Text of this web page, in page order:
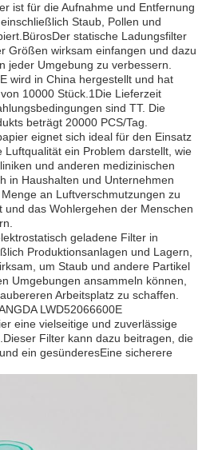
ist für die Aufnahme und Entfernung
Staub, Pollen und
statische Ladungsfilter
Größen wirksam einfangen und dazu
jeder Umgebung zu verbessern.
wird in China hergestellt und hat
10000 Stück.1Die Lieferzeit
sind TT. Die
beträgt 20000 PCS/Tag.
eignet sich ideal für den Einsatz
Luftqualität ein Problem darstellt, wie
und anderen medizinischen
in Haushalten und Unternehmen
an Luftverschmutzungen zu
und das Wohlergehen der Menschen
geladene Filter in
Produktionsanlagen und Lagern,
um Staub und andere Partikel
Umgebungen ansammeln können,
Arbeitsplatz zu schaffen.
LWD52066600E
eine vielseitige und zuverlässige
Filter kann dazu beitragen, die
ein gesünderesEine sicherere